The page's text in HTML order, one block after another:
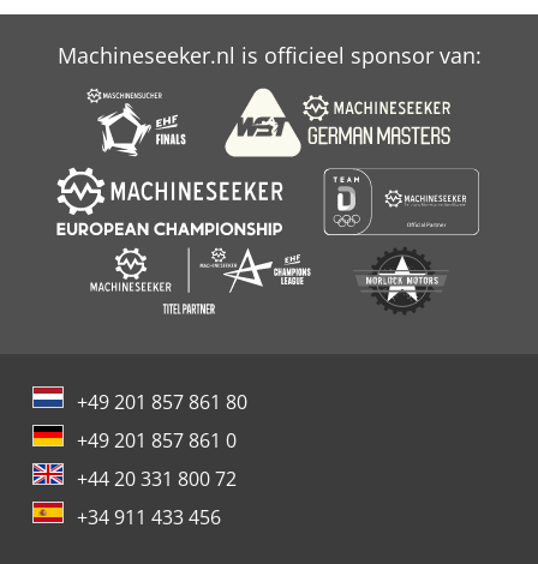
Machineseeker.nl is officieel sponsor van:
+49 201 857 861 80
+49 201 857 861 0
+44 20 331 800 72
+34 911 433 456